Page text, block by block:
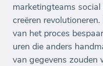
marketingteams
creëren
van het proces
uren die anders
van gegevens zouden